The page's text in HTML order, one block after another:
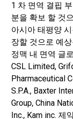
1 차 면역 결핍
분을 확보 할 것
아시아 태평양
장할 것으로 예
정맥 내 면역 글
CSL Limited,
Pharmaceutical
S.P.A., Baxter
Group, China
Inc., Kam inc. 제